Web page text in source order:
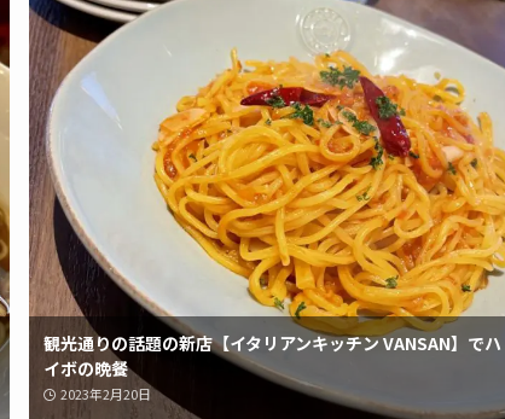
観光通りの話題の新店【イタリアンキッチン VANSAN】でハ
イボの晩餐
2023年2月20日